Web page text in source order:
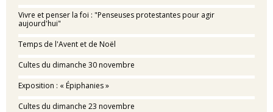
Vivre et penser la foi : "Penseuses protestantes pour agir
aujourd'hui"
Temps de l'Avent et de Noël
Cultes du dimanche 30 novembre
Exposition : « Épiphanies »
Cultes du dimanche 23 novembre